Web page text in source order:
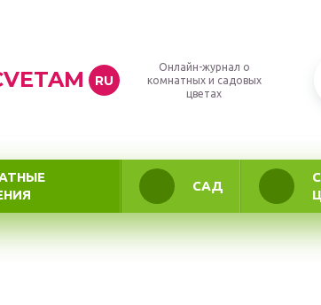
RU
Онлайн-журнал о
комнатных и садовых
цветах
САД